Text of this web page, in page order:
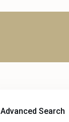
Advanced Search